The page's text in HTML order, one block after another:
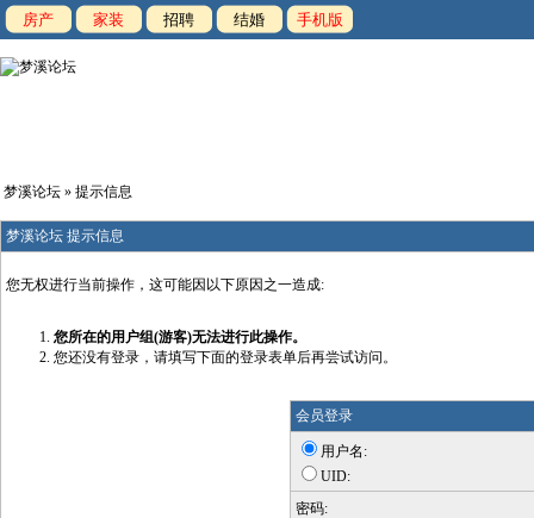
房产 家装 招聘 结婚 手机版
梦溪论坛 » 提示信息
梦溪论坛 提示信息
您无权进行当前操作，这可能因以下原因之一造成:
您所在的用户组(游客)无法进行此操作。
您还没有登录，请填写下面的登录表单后再尝试访问。
会员登录
用户名:
UID:
密码: